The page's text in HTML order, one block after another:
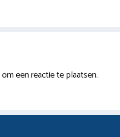
om een reactie te plaatsen.